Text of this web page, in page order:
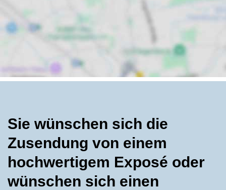
Sie wünschen sich die
Zusendung von einem
hochwertigem Exposé oder
wünschen sich einen